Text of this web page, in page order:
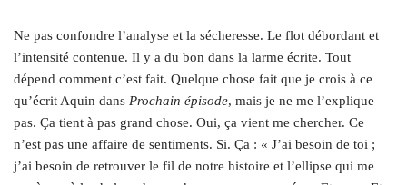
Ne pas confondre l’analyse et la sécheresse. Le flot débordant et
l’intensité contenue. Il y a du bon dans la larme écrite. Tout
dépend comment c’est fait. Quelque chose fait que je crois à ce
qu’écrit Aquin dans Prochain épisode, mais je ne me l’explique
pas. Ça tient à pas grand chose. Oui, ça vient me chercher. Ce
n’est pas une affaire de sentiments. Si. Ça : « J’ai besoin de toi ;
j’ai besoin de retrouver le fil de notre histoire et l’ellipse qui me